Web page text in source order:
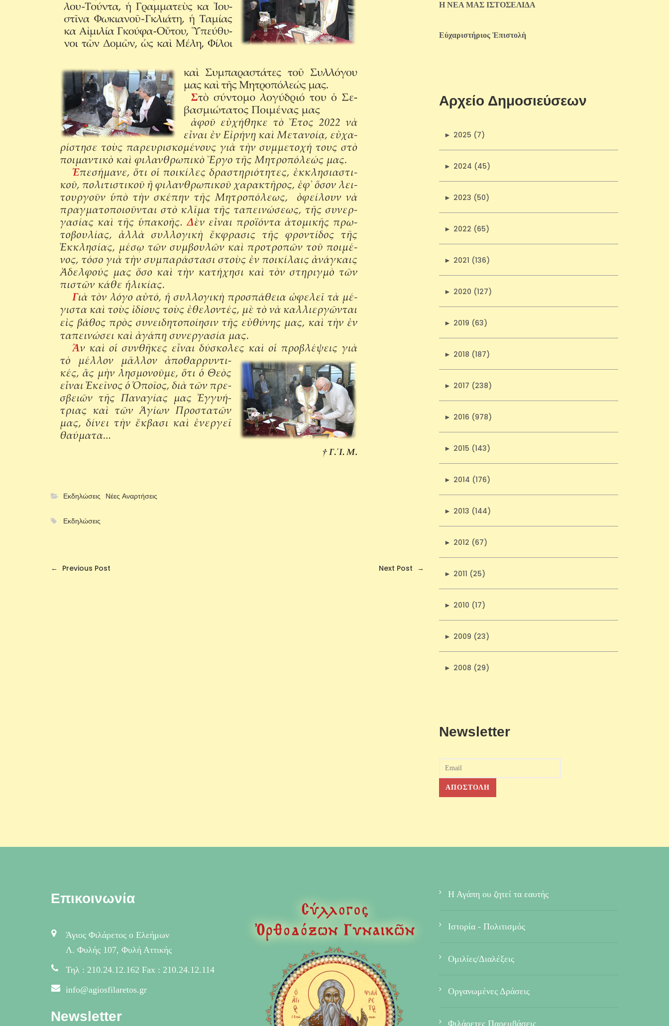
Εκδηλώσεις Νέες Αναρτήσεις
Εκδηλώσεις
← Previous Post Next Post →
Η ΝΕΑ ΜΑΣ ΙΣΤΟΣΕΛΙΔΑ
Εὐχαριστήριος Ἐπιστολὴ
Αρχείο Δημοσιεύσεων
► 2025 (7)
► 2024 (45)
► 2023 (50)
► 2022 (65)
► 2021 (136)
► 2020 (127)
► 2019 (63)
► 2018 (187)
► 2017 (238)
► 2016 (978)
► 2015 (143)
► 2014 (176)
► 2013 (144)
► 2012 (67)
► 2011 (25)
► 2010 (17)
► 2009 (23)
► 2008 (29)
Newsletter
Επικοινωνία
Άγιος Φιλάρετος ο Ελεήμων
Λ. Φυλής 107, Φυλή Αττικής
Τηλ : 210.24.12.162 Fax : 210.24.12.114
info@agiosfilaretos.gr
Newsletter
Η Αγάπη ου ζητεί τα εαυτής
Ιστορία - Πολιτισμός
Ομιλίες/Διαλέξεις
Οργανωμένες Δράσεις
Φιλάρετες Παρεμβάσεις